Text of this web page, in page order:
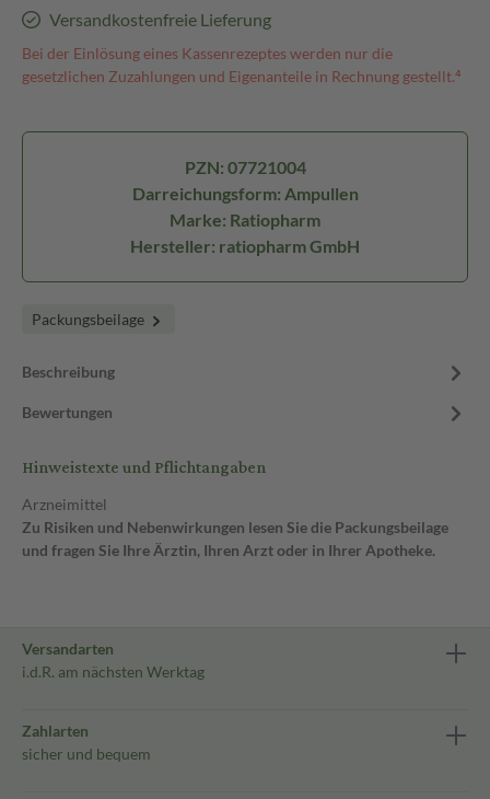
Versandkostenfreie Lieferung
Bei der Einlösung eines Kassenrezeptes werden nur die
gesetzlichen Zuzahlungen und Eigenanteile in Rechnung gestellt.⁴
PZN: 07721004
Darreichungsform: Ampullen
Marke: Ratiopharm
Hersteller: ratiopharm GmbH
Packungsbeilage
Beschreibung
Bewertungen
Hinweistexte und Pflichtangaben
Arzneimittel
Zu Risiken und Nebenwirkungen lesen Sie die Packungsbeilage
und fragen Sie Ihre Ärztin, Ihren Arzt oder in Ihrer Apotheke.
Versandarten
i.d.R. am nächsten Werktag
Zahlarten
sicher und bequem